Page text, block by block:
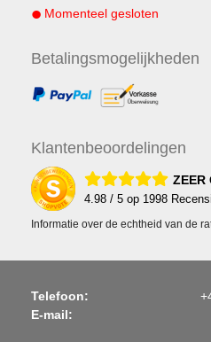
Momenteel gesloten
Betalingsmogelijkheden
Klantenbeoordelingen
ZEER
4.98 / 5 op 1998
Informatie over de echtheid van de
Telefoon:
E-mail: